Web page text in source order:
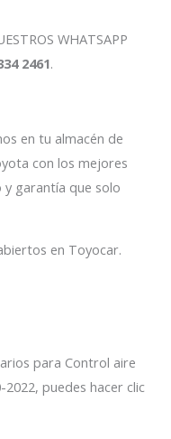
WHATSAPP
2461.
en tu almacén de
con los mejores
garantía que solo
en Toyocar.
para Control aire
puedes hacer clic